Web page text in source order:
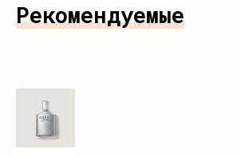
Рекомендуемые